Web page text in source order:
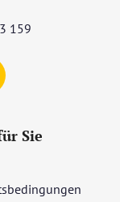
159
Sie